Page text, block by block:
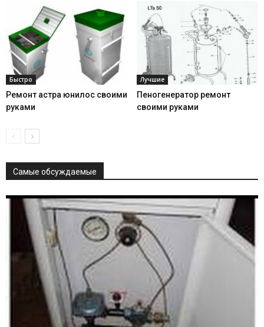
Быстро
Ремонт астра юнилос своими
руками
Лучшие
Пеногенератор ремонт
своими руками
Самые обсуждаемые